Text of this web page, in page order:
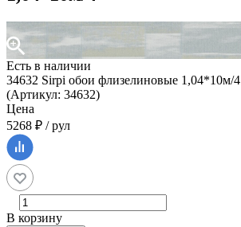
Есть в наличии
34632 Sirpi обои флизелиновые 1,04*10м/4
(Артикул: 34632)
Цена
5268 ₽ / рул
В корзину